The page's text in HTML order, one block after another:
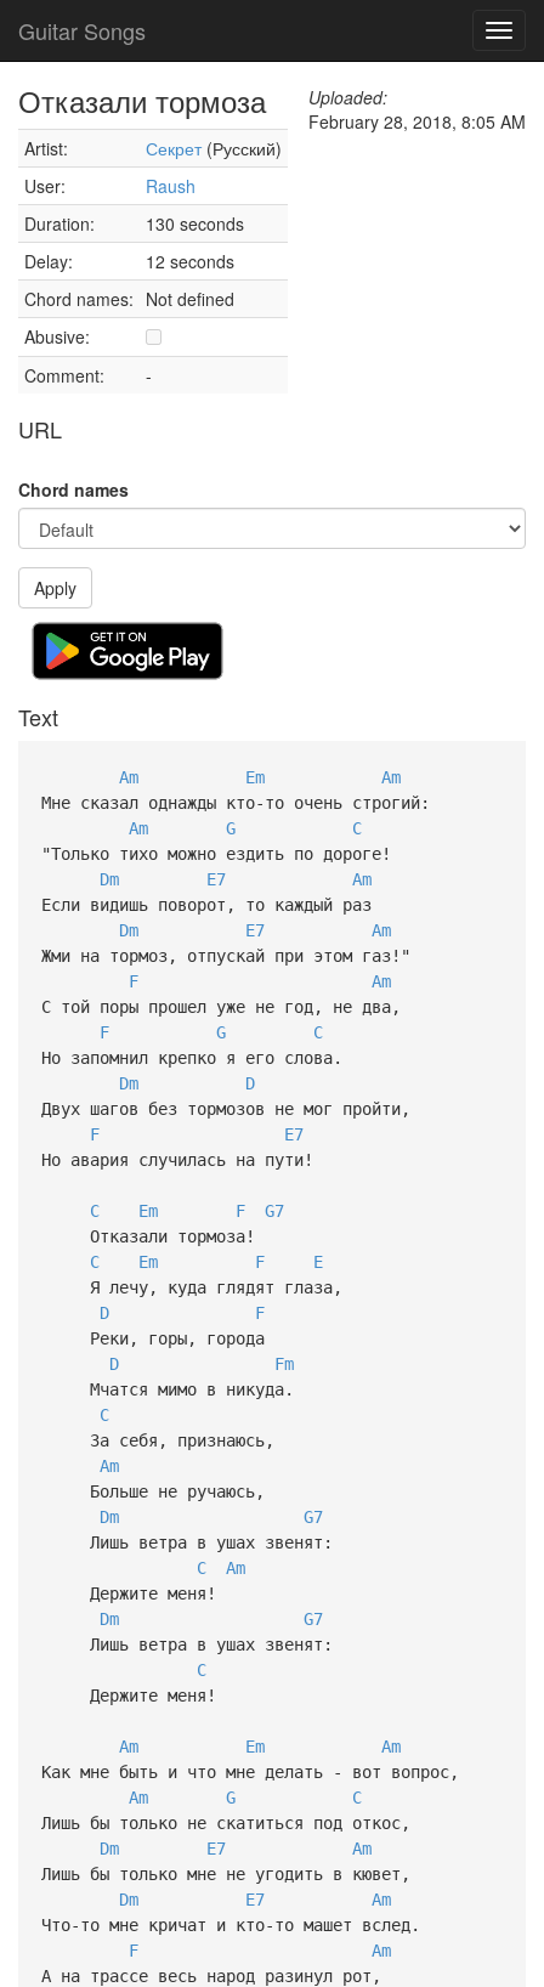
Guitar Songs
Отказали тормоза
Artist: Секрет(Русский)
User:
Raush
Duration:
130 seconds
Delay:
12 seconds
Chord names: Not defined
Abusive:
Comment:
-
URL
Uploaded:
February 28, 2018, 8:05 AM
Chord names
Apply
Text
Am Em
Am
Мне сказал однажды кто-то очень строгий:
Am
G
C
"Только тихо можно ездить по дороге!
Dm
E7
Am
Если видишь поворот, то каждый раз
Dm
E7
Am
Жми на тормоз, отпускай при этом газ!"
F
Am
С той поры прошел уже не год, не два,
F
G
C
Но запомнил крепко я его слова.
Dm
D
Двух шагов без тормозов не мог пройти,
F
E7
Но авария случилась на пути!
C Em F
G7
Отказали тормоза!
C
Em F
E
Я лечу, куда глядят глаза,
D
F
Реки, горы, города
D
Fm
Мчатся мимо в никуда.
C
За себя, признаюсь,
Am
Больше не ручаюсь,
Dm
G7
Лишь ветра в ушах звенят:
C
Am
Держите меня!
Dm
G7
Лишь ветра в ушах звенят:
C
Держите меня!
Am Em
Am
Как мне быть и что мне делать - вот вопрос,
Am
G
C
Лишь бы только не скатиться под откос,
Dm
E7
Am
Лишь бы только мне не угодить в кювет,
Dm
E7
Am
Что-то мне кричат и кто-то машет вслед.
F
Am
А на трассе весь народ разинул рот,